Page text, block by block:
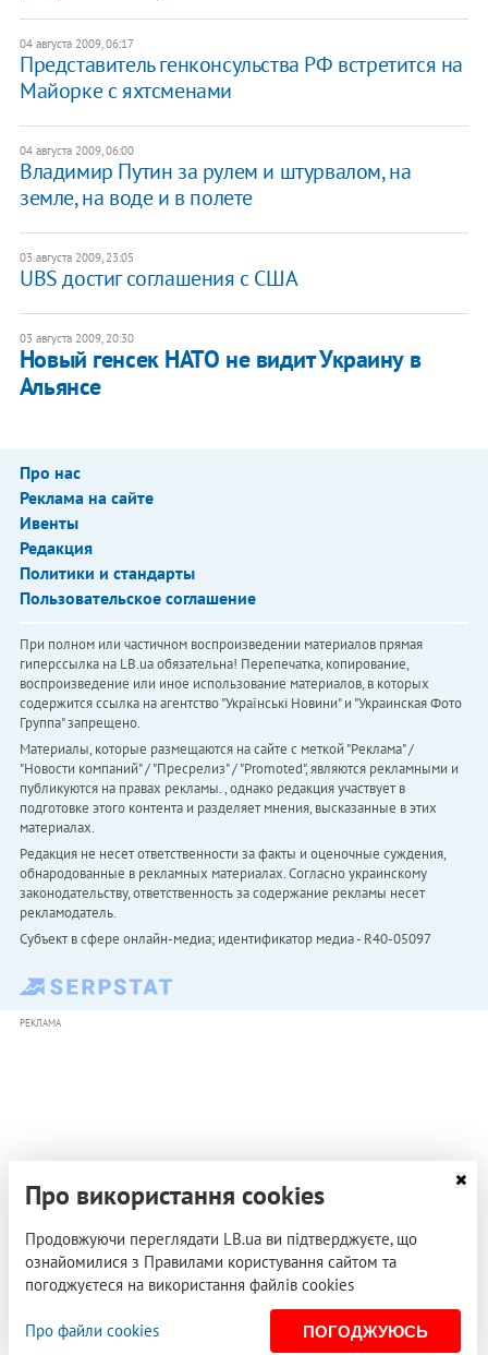
04 августа 2009, 06:17
Представитель генконсульства РФ встретится на
Майорке с яхтсменами
04 августа 2009, 06:00
Владимир Путин за рулем и штурвалом, на
земле, на воде и в полете
03 августа 2009, 23:05
UBS достиг соглашения с США
03 августа 2009, 20:30
Новый генсек НАТО не видит Украину в
Альянсе
Про нас
Реклама на сайте
Ивенты
Редакция
Политики и стандарты
Пользовательское соглашение
При полном или частичном воспроизведении материалов прямая
гиперссылка на LB.ua обязательна! Перепечатка, копирование,
воспроизведение или иное использование материалов, в которых
содержится ссылка на агентство "Українськi Новини" и "Украинская Фото
Группа" запрещено.
Материалы, которые размещаются на сайте с меткой "Реклама" /
"Новости компаний" / "Пресрелиз" / "Promoted", являются рекламными и
публикуются на правах рекламы. , однако редакция участвует в
подготовке этого контента и разделяет мнения, высказанные в этих
материалах.
Редакция не несет ответственности за факты и оценочные суждения,
обнародованные в рекламных материалах. Согласно украинскому
законодательству, ответственность за содержание рекламы несет
рекламодатель.
Субъект в сфере онлайн-медиа; идентификатор медиа - R40-05097
РЕКЛАМА
Про використання cookies
Продовжуючи переглядати LB.ua ви підтверджуєте, що
ознайомилися з Правилами користування сайтом та
погоджуєтеся на використання файлів cookies
Про файли cookies ПОГОДЖУЮСЬ